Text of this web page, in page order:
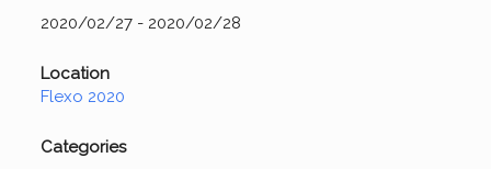
2020/02/27 - 2020/02/28
Location
Flexo 2020
Categories